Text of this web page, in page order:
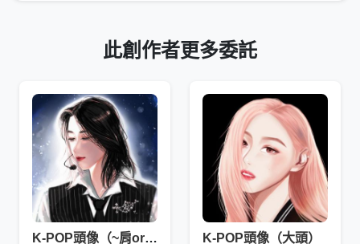
此創作者更多委託
K-POP頭像（~肩or半胸） K-POP頭像（大頭）